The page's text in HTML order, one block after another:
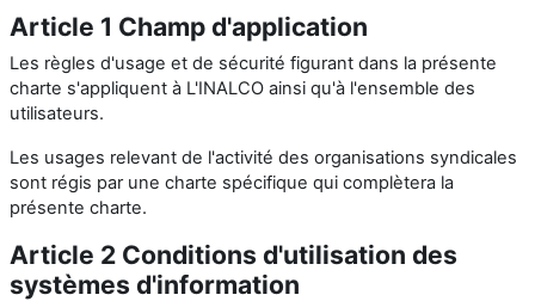
Article 1 Champ d'application
Les règles d'usage et de sécurité figurant dans la présente
charte s'appliquent à L'INALCO ainsi qu'à l'ensemble des
utilisateurs.
Les usages relevant de l'activité des organisations syndicales
sont régis par une charte spécifique qui complètera la
présente charte.
Article 2 Conditions d'utilisation des
systèmes d'information